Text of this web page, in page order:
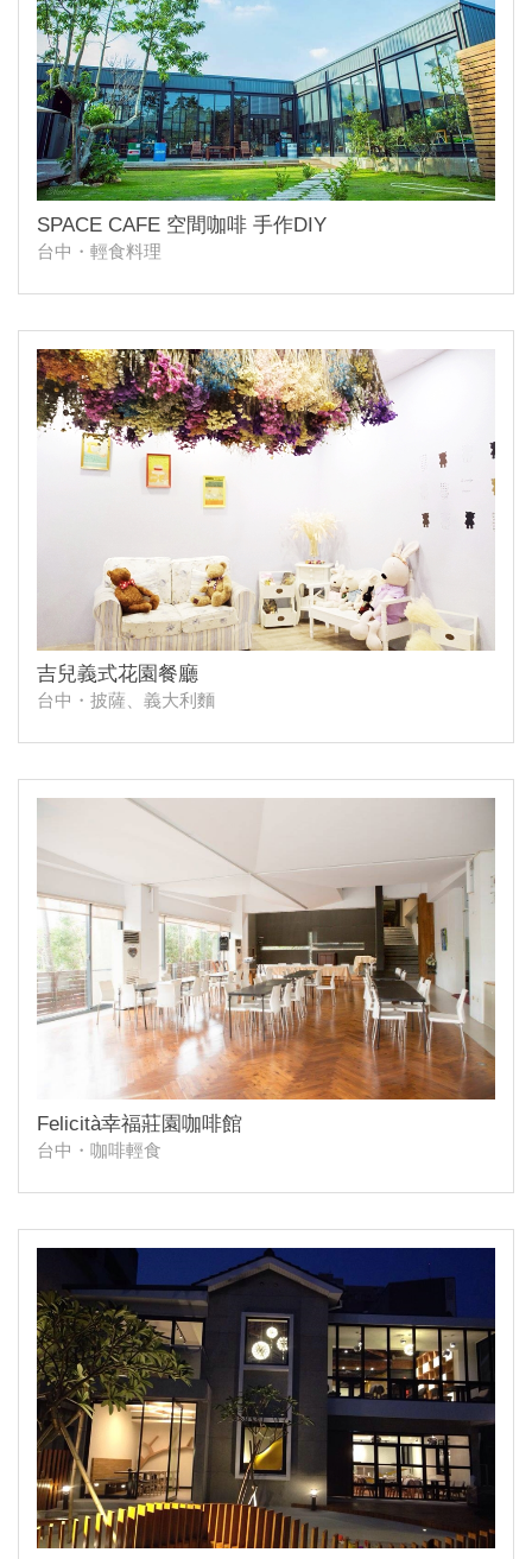
SPACE CAFE 空間咖啡 手作DIY
台中・輕食料理
吉兒義式花園餐廳
台中・披薩、義大利麵
Felicità幸福莊園咖啡館
台中・咖啡輕食